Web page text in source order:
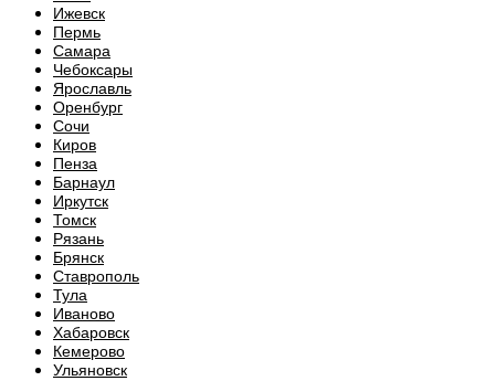
Ижевск
Пермь
Самара
Чебоксары
Ярославль
Оренбург
Сочи
Киров
Пенза
Барнаул
Иркутск
Томск
Рязань
Брянск
Ставрополь
Тула
Иваново
Хабаровск
Кемерово
Ульяновск